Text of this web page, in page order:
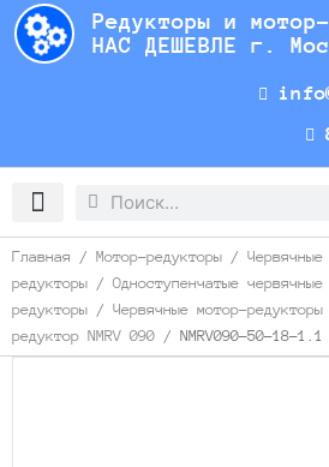
Перейти
содержимому
Редукторы и
НАС ДЕШЕВЛЕ г.
Search
Search
Главная / Мотор-редукторы /
редукторы / Одноступенчатые
редукторы / Червячные мотор-редукторы
редуктор NMRV 090 / NMRV090-50-18-1.1